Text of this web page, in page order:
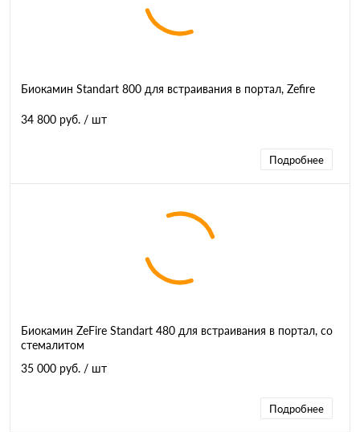
Биокамин Standart 800 для встраивания в портал, Zefire
34 800 руб. / шт
Подробнее
Биокамин ZeFire Standart 480 для встраивания в портал, со
стемалитом
35 000 руб. / шт
Подробнее